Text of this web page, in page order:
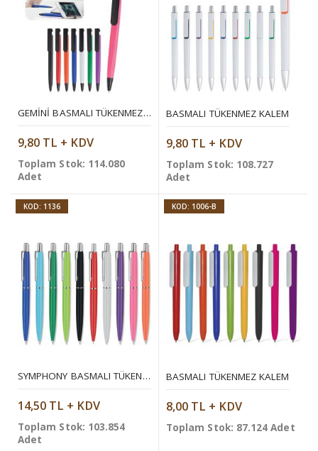
GEMINI BASMALI TÜKENMEZ KALEM
9,80 TL + KDV
Toplam Stok: 114.080
Adet
BASMALI TÜKENMEZ KALEM
9,80 TL + KDV
Toplam Stok: 108.727
Adet
KOD: 1136
SYMPHONY BASMALI TÜKENMEZ KALEM
14,50 TL + KDV
Toplam Stok: 103.854
Adet
KOD: 1006-B
BASMALI TÜKENMEZ KALEM
8,00 TL + KDV
Toplam Stok: 87.124 Adet